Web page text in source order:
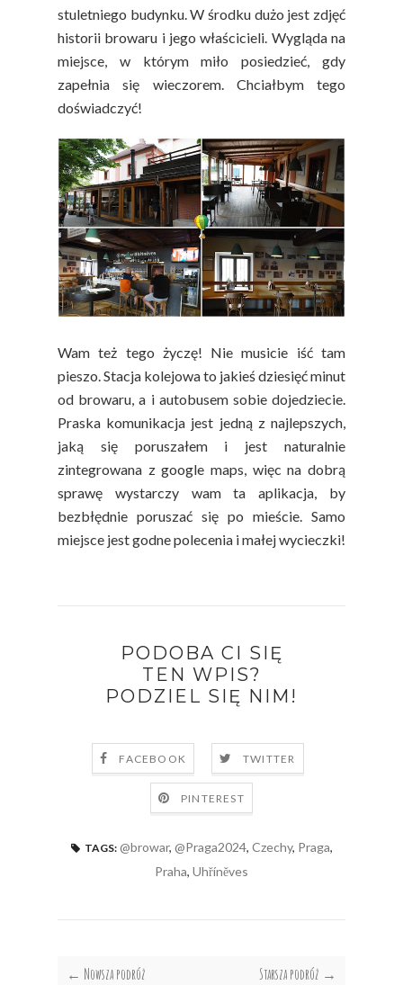
stuletniego budynku. W środku dużo jest zdjęć
historii browaru i jego właścicieli. Wygląda na
miejsce, w którym miło posiedzieć, gdy
zapełnia się wieczorem. Chciałbym tego
doświadczyć!
Wam też tego życzę! Nie musicie iść tam
pieszo. Stacja kolejowa to jakieś dziesięć minut
od browaru, a i autobusem sobie dojedziecie.
Praska komunikacja jest jedną z najlepszych,
jaką się poruszałem i jest naturalnie
zintegrowana z google maps, więc na dobrą
sprawę wystarczy wam ta aplikacja, by
bezbłędnie poruszać się po mieście. Samo
miejsce jest godne polecenia i małej wycieczki!
PODOBA CI SIĘ
TEN WPIS?
PODZIEL SIĘ NIM!
FACEBOOK TWITTER
PINTEREST
TAGS: @browar, @Praga2024, Czechy, Praga,
Praha, Uhříněves
← Nowsza podróż Starsza podróż →